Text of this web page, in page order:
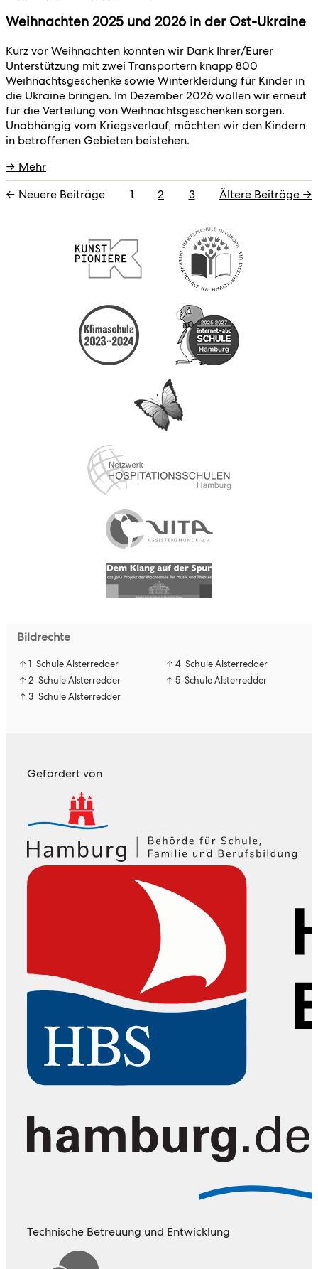
Weihnachten 2025 und 2026 in der Ost-Ukraine
Kurz vor Weihnachten konnten wir Dank Ihrer/Eurer
Unterstützung mit zwei Transportern knapp 800
Weihnachtsgeschenke sowie Winterkleidung für Kinder in
die Ukraine bringen. Im Dezember 2026 wollen wir erneut
für die Verteilung von Weihnachtsgeschenken sorgen.
Unabhängig vom Kriegsverlauf, möchten wir den Kindern
in betroffenen Gebieten beistehen.
→ Mehr
← Neuere Beiträge 1 2 3 Ältere Beiträge →
Bildrechte
↑ 1 Schule Alsterredder
↑ 2 Schule Alsterredder
↑ 3 Schule Alsterredder
↑ 4 Schule Alsterredder
↑ 5 Schule Alsterredder
Gefördert von
Technische Betreuung und Entwicklung